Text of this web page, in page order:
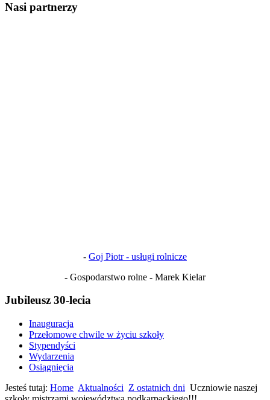
Nasi partnerzy
- Goj Piotr - usługi rolnicze
- Gospodarstwo rolne - Marek Kielar
Jubileusz 30-lecia
Inauguracja
Przełomowe chwile w życiu szkoły
Stypendyści
Wydarzenia
Osiągnięcia
Jesteś tutaj: Home Aktualności Z ostatnich dni Uczniowie naszej